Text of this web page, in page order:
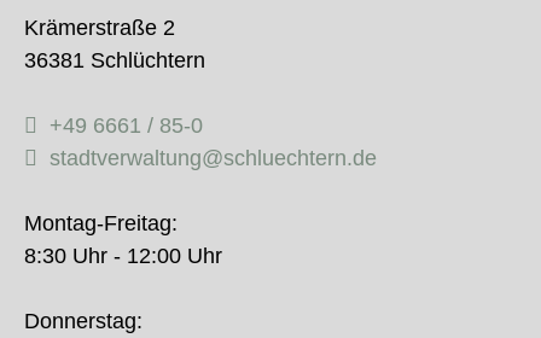
Krämerstraße 2
36381 Schlüchtern
+49 6661 / 85-0
stadtverwaltung@schluechtern.de
Montag-Freitag:
8:30 Uhr - 12:00 Uhr
Donnerstag: